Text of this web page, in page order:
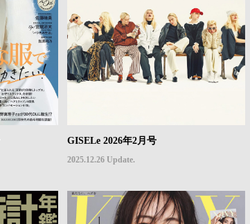
GISELe 2026年2月号
2025.12.26 Update.